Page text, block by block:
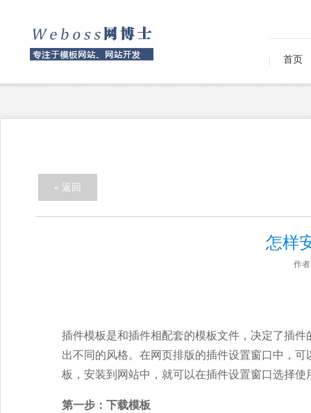
首页
« 返回
怎样
作
插件模板是和插件相配套的模板文件，决定了插
出不同的风格。在网页排版的插件设置窗口中，
板，安装到网站中，就可以在插件设置窗口选择使
第一步：下载模板